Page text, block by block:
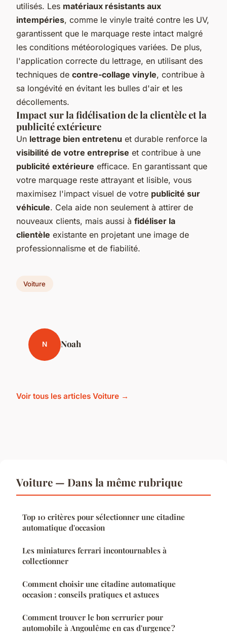
utilisés. Les matériaux résistants aux
intempéries, comme le vinyle traité contre les UV,
garantissent que le marquage reste intact malgré
les conditions météorologiques variées. De plus,
l'application correcte du lettrage, en utilisant des
techniques de contre-collage vinyle, contribue à
sa longévité en évitant les bulles d'air et les
décollements.
Impact sur la fidélisation de la clientèle et la
publicité extérieure
Un lettrage bien entretenu et durable renforce la
visibilité de votre entreprise et contribue à une
publicité extérieure efficace. En garantissant que
votre marquage reste attrayant et lisible, vous
maximisez l'impact visuel de votre publicité sur
véhicule. Cela aide non seulement à attirer de
nouveaux clients, mais aussi à fidéliser la
clientèle existante en projetant une image de
professionnalisme et de fiabilité.
Voiture
N Noah
Voir tous les articles Voiture →
Voiture — Dans la même rubrique
Top 10 critères pour sélectionner une citadine
automatique d'occasion
Les miniatures ferrari incontournables à
collectionner
Comment choisir une citadine automatique
occasion : conseils pratiques et astuces
Comment trouver le bon serrurier pour
automobile à Angoulême en cas d'urgence ?